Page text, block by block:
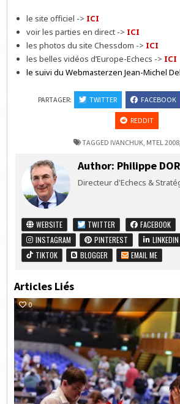
le site officiel -> ICI
voir les parties en direct -> ICI
les photos du site Chessdom -> ICI
les belles vidéos d’Europe-Echecs -> ICI
le suivi du Webmasterzen Jean-Michel
PARTAGER: TWITTER FACEBOOK
REDDIT
TAGGED IVANCHUK MTEL 2008,
Author: Philippe
Directeur d'Echecs &
WEBSITE TWITTER FACEBOOK
INSTAGRAM
PINTEREST LINKEDIN
TIKTOK
BLOGGER EMAIL ME
Articles Liés
0